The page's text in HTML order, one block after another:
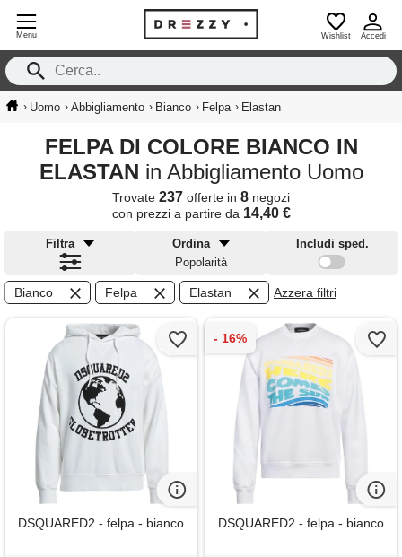
Menu Wishlist Accedi
› Uomo › Abbigliamento › Bianco › Felpa › Elastan
FELPA DI COLORE BIANCO IN
ELASTAN in Abbigliamento Uomo
Trovate 237 offerte in 8 negozi
con prezzi a partire da 14,40 €
Filtra
Ordina
Popolarità
Includi sped.
Bianco Felpa Elastan Azzera filtri
DSQUARED2 - felpa - bianco DSQUARED2 - felpa - bianco